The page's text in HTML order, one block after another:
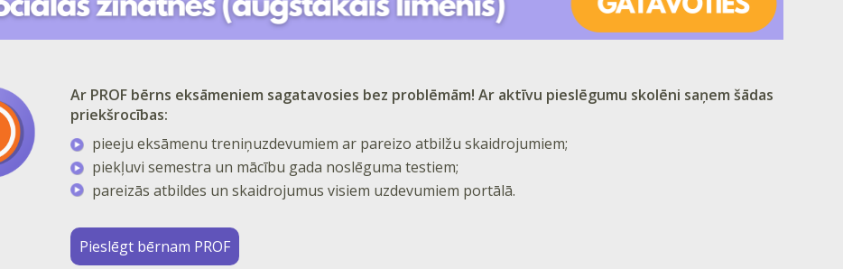
Ar PROF bērns eksāmeniem sagatavosies bez problēmām!​ Ar aktīvu pieslēgumu skolēni saņem šādas
priekšrocības:
pieeju eksāmenu treniņuzdevumiem ar pareizo atbilžu skaidrojumiem;
piekļuvi semestra un mācību gada noslēguma testiem;
pareizās atbildes un skaidrojumus visiem uzdevumiem portālā.
Pieslēgt bērnam PROF